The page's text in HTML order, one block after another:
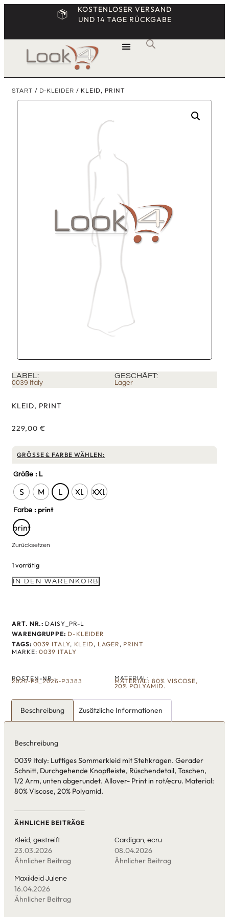
KOSTENLOSER VERSAND
UND 14 TAGE RÜCKGABE
START / D-KLEIDER / KLEID, PRINT
LABEL: GESCHÄFT:
0039 Italy Lager
KLEID, PRINT
229,00 €
GRÖSSE & FARBE WÄHLEN:
Größe : L
S M L XL XXL
Farbe : print
print
Zurücksetzen
1 vorrätig
IN DEN WARENKORB
ART. NR.: DAISY_PR-L
WARENGRUPPE: D-KLEIDER
TAGS: 0039 ITALY, KLEID, LAGER , PRINT
MARKE:0039 ITALY
POSTEN-NR.: MATERIAL:
2026-FS_2026-P3383 MATERIAL: 80% VISCOSE,
20% POLYAMID.
Beschreibung Zusätzliche Informationen
Beschreibung
0039 Italy: Luftiges Sommerkleid mit Stehkragen. Gerader
Schnitt, Durchgehende Knopfleiste, Rüschendetail, Taschen,
1/2 Arm, unten abgerundet. Allover- Print in rot/ecru. Material:
80% Viscose, 20% Polyamid.
ÄHNLICHE BEITRÄGE
Kleid, gestreift
23.03.2026
Ähnlicher Beitrag
Cardigan, ecru
08.04.2026
Ähnlicher Beitrag
Maxikleid Julene
16.04.2026
Ähnlicher Beitrag